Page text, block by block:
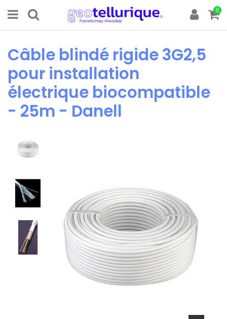
0
Câble blindé rigide 3G2,5
pour installation
électrique biocompatible
- 25m - Danell